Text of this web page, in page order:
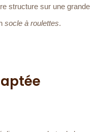
structure sur une grande
socle à roulettes.